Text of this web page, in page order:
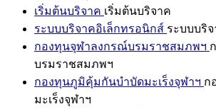
เริ่มต้นบริจาค เริ่มต้นบริจาค
ระบบบริจาคอิเล็กทรอนิกส์ ระบบบริ
กองทุนจุฬาลงกรณ์บรมราชสมภพฯ
บรมราชสมภพฯ
กองทุนภูมิคุ้มกันบำบัดมะเร็งจุฬาฯ ก
มะเร็งจุฬาฯ